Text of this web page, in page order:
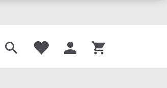
Gaveæske
Sirup
Limonade
Mjød
Port
Tilbehør